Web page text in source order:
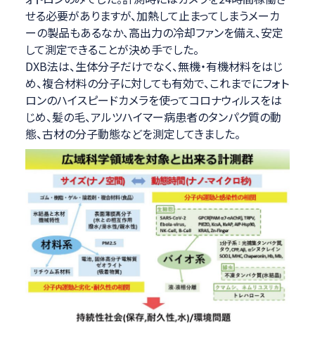
せる必要がありますが、加熱して止まってしまうメーカ
ーの製品もあるなか、高出力の冷却ファンを備え、安定
して測定できることが決め手でした。
DXB法は、生体分子だけでなく、無機・有機材料をはじ
め、複合材料の分子に対しても有効で、これまでにフォト
ロンのハイスピードカメラを使ってコロナウィルスをは
じめ、髪の毛、アルツハイマー病患者のタンパク質の動
態、古材の分子動態などを測定してきました。